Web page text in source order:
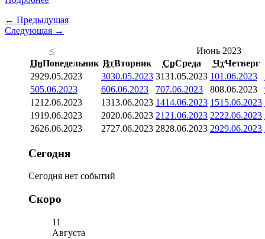
← Предыдущая
Следующая →
<
Июнь 2023
ПнПонедельник ВтВторник СрСреда ЧтЧетверг
2929.05.2023 3030.05.2023 3131.05.2023 101.06.2023
505.06.2023 606.06.2023 707.06.2023 808.06.2023
1212.06.2023 1313.06.2023 1414.06.2023 1515.06.2023
1919.06.2023 2020.06.2023 21 21.06.2023 2222.06.2023
2626.06.2023 2727.06.2023 2828.06.2023 2929.06.2023
Сегодня
Сегодня нет событий
Скоро
11
Августа